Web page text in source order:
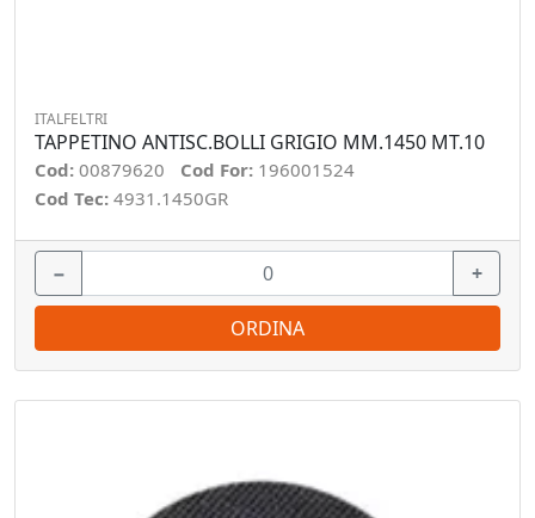
ITALFELTRI
TAPPETINO ANTISC.BOLLI GRIGIO MM.1450 MT.10
Cod: 00879620 Cod For: 196001524
Cod Tec: 4931.1450GR
− +
ORDINA